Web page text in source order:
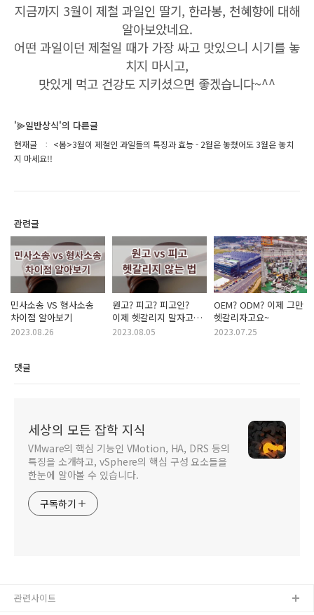
지금까지 3월이 제철 과일인 딸기, 한라봉, 천혜향에 대해
알아보았네요.
어떤 과일이던 제철일 때가 가장 싸고 맛있으니 시기를 놓
치지 마시고,
맛있게 먹고 건강도 지키셨으면 좋겠습니다~^^
'⫸일반상식'의 다른글
현재글
<봄>3월이 제철인 과일들의 특징과 효능 - 2월은 놓쳤어도 3월은 놓치
지 마세요!!
관련글
민사소송 VS 형사소송
차이점 알아보기
2023.08.26
원고? 피고? 피고인?
이제 헷갈리지 말자고요
~(feat.피의자)
2023.08.05
OEM? ODM? 이제 그만
헷갈리자고요~
2023.07.25
댓글
세상의 모든 잡학 지식
VMware의 핵심 기능인 VMotion, HA, DRS 등의
특징을 소개하고, vSphere의 핵심 구성 요소들을
한눈에 알아볼 수 있습니다.
구독하기
관련사이트